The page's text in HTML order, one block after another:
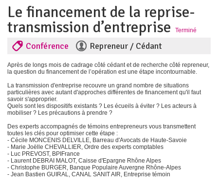
Le financement de la reprise-
transmission d’entreprise
Terminé
Conférence Repreneur / Cédant
Après de longs mois de cadrage côté cédant et de recherche côté repreneur,
la question du financement de l’opération est une étape incontournable.
La transmission d'entreprise recouvre un grand nombre de situations
particulières avec autant d'approches différentes de financement qu'il faut
savoir s'approprier.
Quels sont les dispositifs existants ? Les écueils à éviter ? Les acteurs à
mobiliser ? Les précautions à prendre ?
Des experts accompagnés de témoins entrepreneurs vous transmettent
toutes les clés pour optimiser cette étape :
- Cécile MONCENIS DELVILLE, Barreau d'Avocats de Haute-Savoie
- Marie Joëlle CHEVALLIER, Ordre des experts comptables
- Luc PREVOST, BPIFrance
- Laurent DEBRAI MALOT, Caisse d'Epargne Rhône Alpes
- Christophe BURGER, Banque Populaire Auvergne Rhône-Alpes
- Jean Bastien GUIRAL, CANAL SANIT AIR, Entreprise témoin